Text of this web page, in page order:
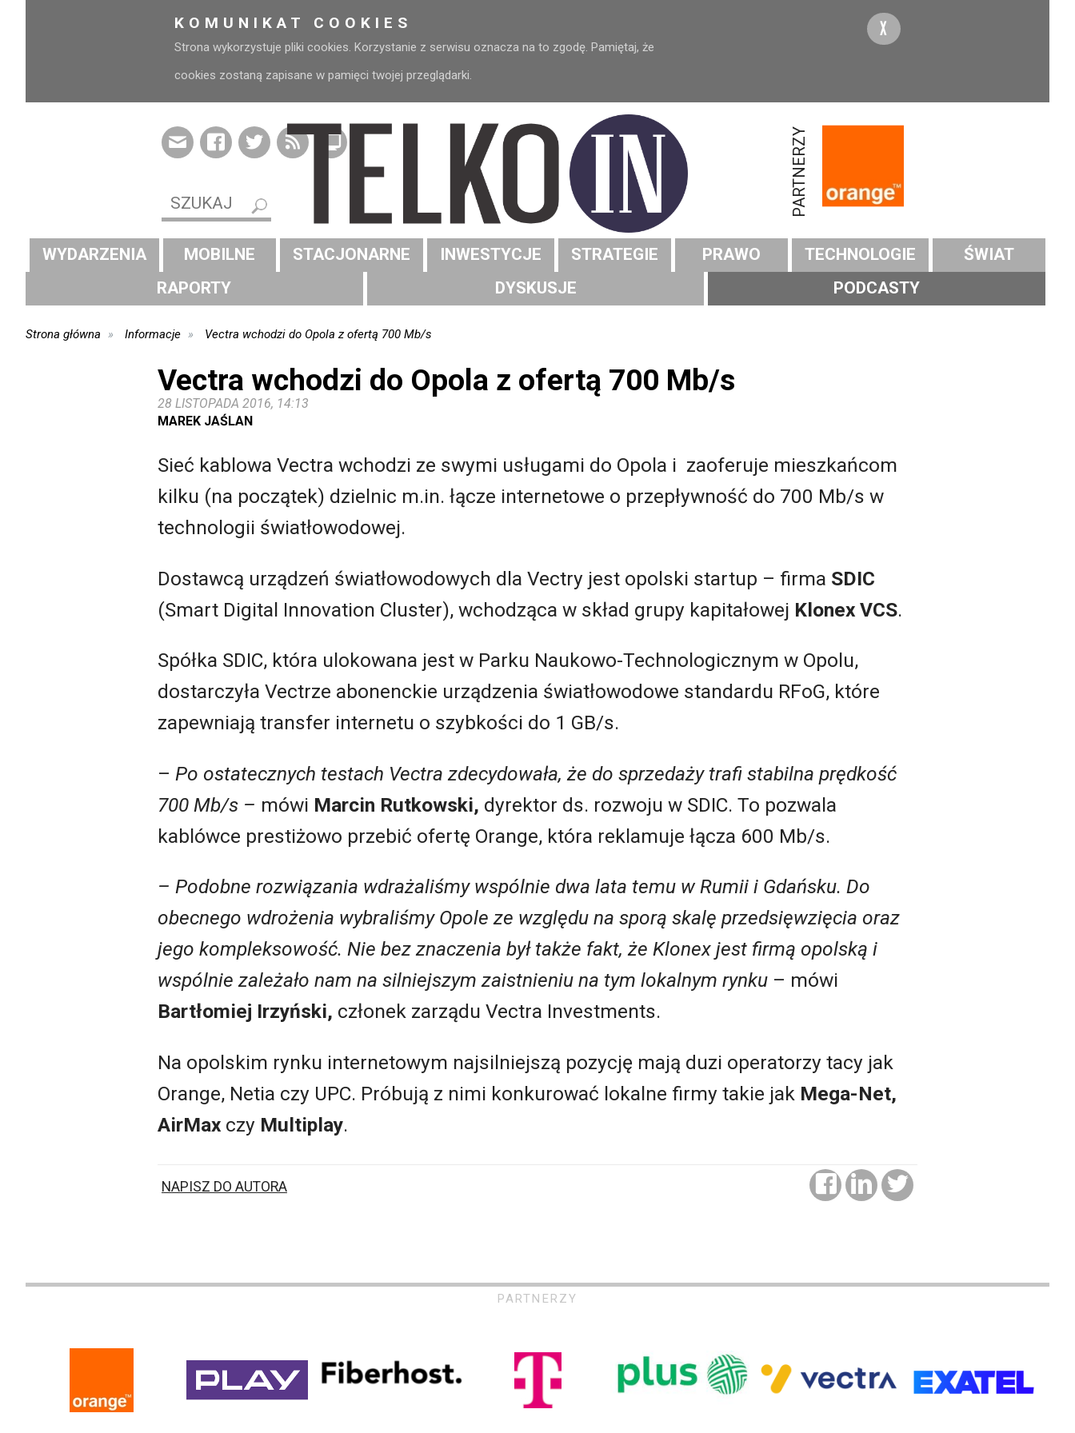
KOMUNIKAT COOKIES
Strona wykorzystuje pliki cookies. Korzystanie z serwisu oznacza na to zgodę. Pamiętaj, że
cookies zostaną zapisane w pamięci twojej przeglądarki.
X
PARTNERZY
WYDARZENIA MOBILNE STACJONARNE INWESTYCJE STRATEGIE PRAWO TECHNOLOGIE
ŚWIAT
RAPORTY
DYSKUSJE PODCASTY
Strona główna Informacje Vectra wchodzi do Opola z ofertą 700 Mb/s
Vectra wchodzi do Opola z ofertą 700 Mb/s
28 LISTOPADA 2016, 14:13
MAREK JAŚLAN
Sieć kablowa Vectra wchodzi ze swymi usługami do Opola i zaoferuje mieszkańcom
kilku (na początek) dzielnic m.in. łącze internetowe o przepływność do 700 Mb/s w
technologii światłowodowej.
Dostawcą urządzeń światłowodowych dla Vectry jest opolski startup – firma SDIC
(Smart Digital Innovation Cluster), wchodząca w skład grupy kapitałowej Klonex VCS.
Spółka SDIC, która ulokowana jest w Parku Naukowo-Technologicznym w Opolu,
dostarczyła Vectrze abonenckie urządzenia światłowodowe standardu RFoG, które
zapewniają transfer internetu o szybkości do 1 GB/s.
– Po ostatecznych testach Vectra zdecydowała, że do sprzedaży trafi stabilna prędkość
700 Mb/s – mówi Marcin Rutkowski, dyrektor ds. rozwoju w SDIC. To pozwala
kablówce prestiżowo przebić ofertę Orange, która reklamuje łącza 600 Mb/s.
– Podobne rozwiązania wdrażaliśmy wspólnie dwa lata temu w Rumii i Gdańsku. Do
obecnego wdrożenia wybraliśmy Opole ze względu na sporą skalę przedsięwzięcia oraz
jego kompleksowość. Nie bez znaczenia był także fakt, że Klonex jest firmą opolską i
wspólnie zależało nam na silniejszym zaistnieniu na tym lokalnym rynku – mówi
Bartłomiej Irzyński, członek zarządu Vectra Investments.
Na opolskim rynku internetowym najsilniejszą pozycję mają duzi operatorzy tacy jak
Orange, Netia czy UPC. Próbują z nimi konkurować lokalne firmy takie jak Mega-Net,
AirMax czy Multiplay.
NAPISZ DO AUTORA
PARTNERZY